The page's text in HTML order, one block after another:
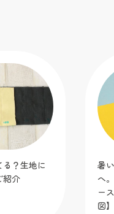
る？生地に
紹介
暑
へ
ー
図】